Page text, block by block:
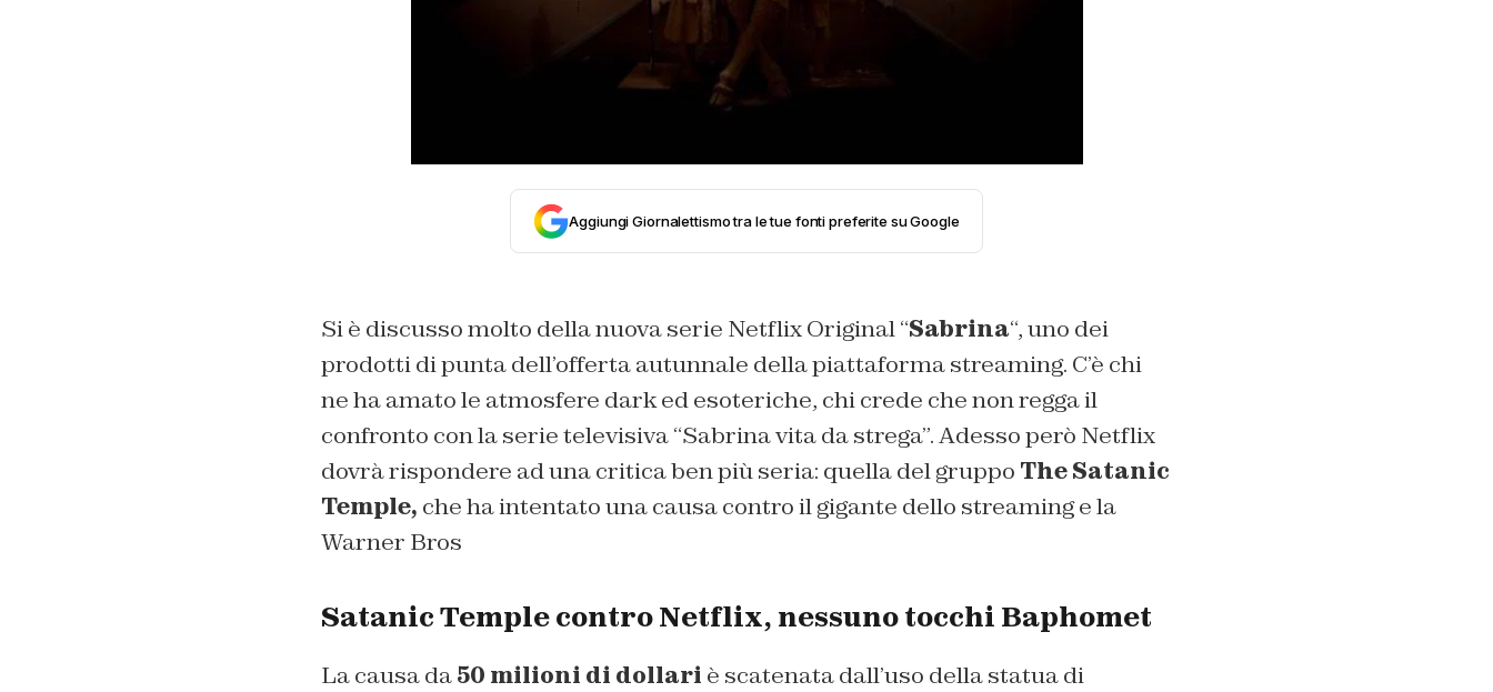
Aggiungi Giornalettismo tra le tue fonti preferite su Google
Si è discusso molto della nuova serie Netflix Original “Sabrina“, uno dei
prodotti di punta dell’offerta autunnale della piattaforma streaming. C’è chi
ne ha amato le atmosfere dark ed esoteriche, chi crede che non regga il
confronto con la serie televisiva “Sabrina vita da strega”. Adesso però Netflix
dovrà rispondere ad una critica ben più seria: quella del gruppo The Satanic
Temple, che ha intentato una causa contro il gigante dello streaming e la
Warner Bros
Satanic Temple contro Netflix, nessuno tocchi Baphomet
La causa da50 milioni di dollari è scatenata dall’uso della statua di